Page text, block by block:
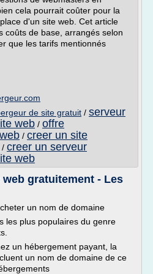
cela pourrait coûter pour la
d'un site web. Cet article
coûts de base, arrangés selon
que les tarifs mentionnés
de site gratuit / serveur
web / offre
/ creer un site
/ creer un serveur
web
gratuitement - Les
un nom de domaine
les plus populaires du genre
un hébergement payant, la
un nom de domaine de ce